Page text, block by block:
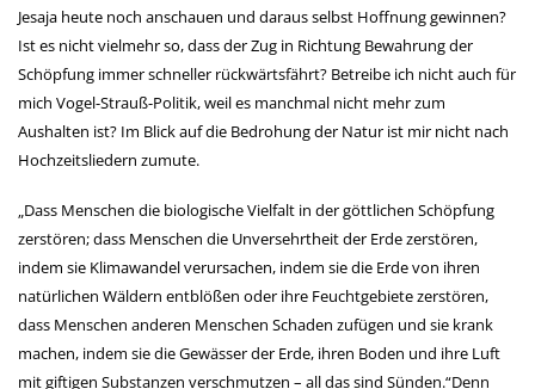
Jesaja heute noch anschauen und daraus selbst Hoffnung gewinnen?
Ist es nicht vielmehr so, dass der Zug in Richtung Bewahrung der
Schöpfung immer schneller rückwärtsfährt? Betreibe ich nicht auch für
mich Vogel-Strauß-Politik, weil es manchmal nicht mehr zum
Aushalten ist? Im Blick auf die Bedrohung der Natur ist mir nicht nach
Hochzeitsliedern zumute.
„Dass Menschen die biologische Vielfalt in der göttlichen Schöpfung
zerstören; dass Menschen die Unversehrtheit der Erde zerstören,
indem sie Klimawandel verursachen, indem sie die Erde von ihren
natürlichen Wäldern entblößen oder ihre Feuchtgebiete zerstören,
dass Menschen anderen Menschen Schaden zufügen und sie krank
machen, indem sie die Gewässer der Erde, ihren Boden und ihre Luft
mit giftigen Substanzen verschmutzen – all das sind Sünden.“Denn